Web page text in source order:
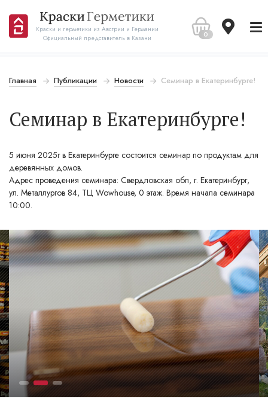
Краски и герметики из Австрии и Германии
Официальный представитель в Казани
0
Главная Публикации Новости Семинар в Екатеринбурге!
Семинар в Екатеринбурге!
5 июня 2025г в Екатеринбурге состоится семинар по продуктам для
деревянных домов.
Адрес проведения семинара: Свердловская обл, г. Екатеринбург,
ул. Металлургов 84, ТЦ Wowhouse, 0 этаж. Время начала семинара
10:00.